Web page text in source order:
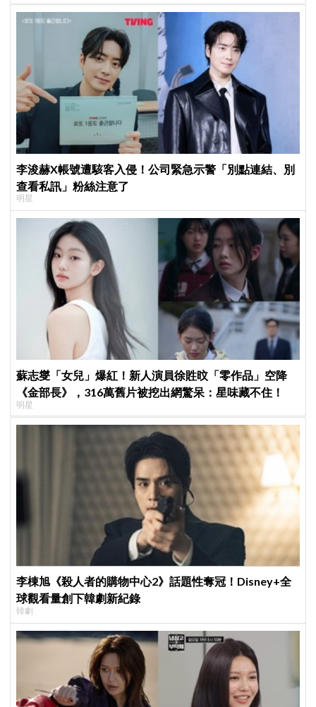
李浚赫X帳號遭駭客入侵！公司緊急示警「別點連結、別
查看私訊」粉絲注意了
明星
蘇志燮「女兒」爆紅！新人演員徐貹旼「零作品」空降
《金部長》，316萬舊片被挖出網驚呆：星味藏不住！
明星
李棟旭《殺人者的購物中心2》話題性奪冠！Disney+全
球觀看量創下韓劇新紀錄
韓劇